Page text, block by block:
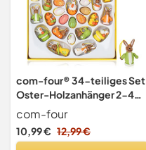
com-four® 34-teiliges Set
Oster-Holzanhänger 2-4
cm - niedlicher
Osterschmuck aus Holz -
bunt bemalte Holzfiguren
com-four
10,99 € 12,99 €